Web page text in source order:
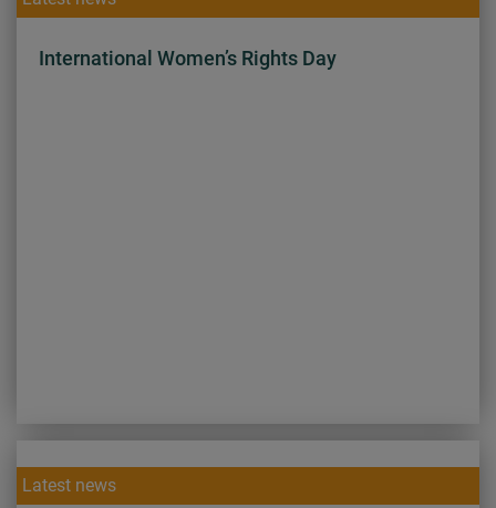
International Women’s Rights Day
Latest news